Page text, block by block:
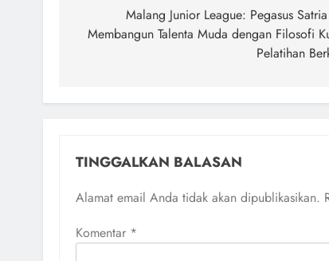
Malang Junior League: Pegasus
Membangun Talenta Muda dengan Filosofi
Pelatihan
TINGGALKAN BALASAN
Alamat email Anda tidak akan dipublikasikan.
Komentar *